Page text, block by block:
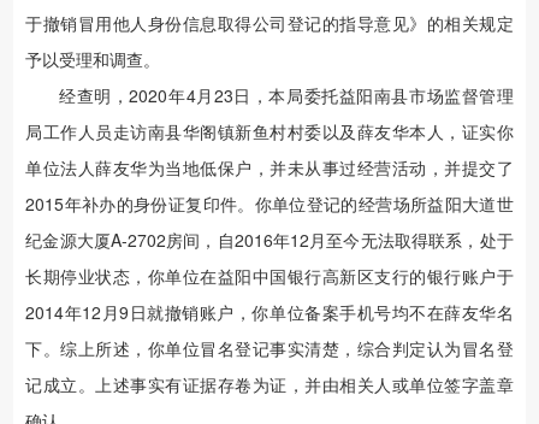
于撤销冒用他人身份信息取得公司登记的指导意见》的相关规定
予以受理和调查。
经查明，2020年4月23日，本局委托益阳南县市场监督管理
局工作人员走访南县华阁镇新鱼村村委以及薛友华本人，证实你
单位法人薛友华为当地低保户，并未从事过经营活动，并提交了
2015年补办的身份证复印件。你单位登记的经营场所益阳大道世
纪金源大厦A-2702房间，自2016年12月至今无法取得联系，处于
长期停业状态，你单位在益阳中国银行高新区支行的银行账户于
2014年12月9日就撤销账户，你单位备案手机号均不在薛友华名
下。综上所述，你单位冒名登记事实清楚，综合判定认为冒名登
记成立。上述事实有证据存卷为证，并由相关人或单位签字盖章